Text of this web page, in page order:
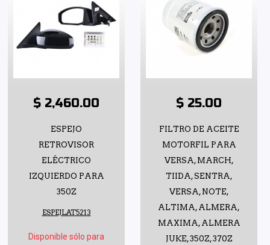
$ 2,460.00
ESPEJO
RETROVISOR
ELÉCTRICO
IZQUIERDO PARA
350Z
ESPEJLAT5213
Disponible sólo para
$ 25.00
FILTRO DE ACEITE
MOTORFIL PARA
VERSA, MARCH,
TIIDA, SENTRA,
VERSA, NOTE,
ALTIMA, ALMERA,
MAXIMA, ALMERA
JUKE, 350Z, 370Z